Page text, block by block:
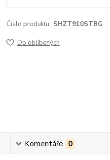
Číslo produktu: SHZT910STBG
Do oblíbených
Komentáře 0